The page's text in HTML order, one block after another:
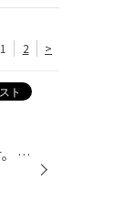
1 2 >
本日は、ドライブレコーダーの取り付けをしました。 セルスターのCSD-670FHです。 取り付けはこのような感じになりました！ 最近はお車に必需品なドライブレコーダータイヤ館でも取り付けできます。 ぜひ気軽にお問い合わせ下さい！！！！！！！！！！！